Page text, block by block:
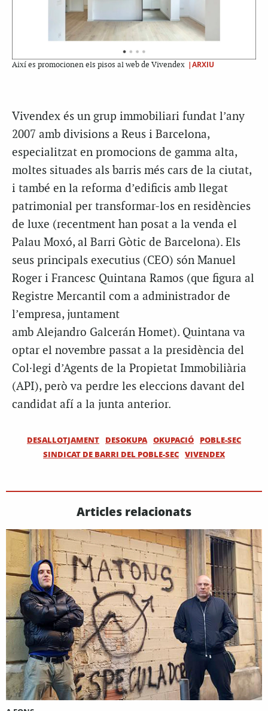
Així es promocionen els pisos al web de Vivendex |ARXIU
Vivendex és un grup immobiliari fundat l’any
2007 amb divisions a Reus i Barcelona,
especialitzat en promocions de gamma alta,
moltes situades als barris més cars de la ciutat,
i també en la reforma d’edificis amb llegat
patrimonial per transformar-los en residències
de luxe (recentment han posat a la venda el
Palau Moxó, al Barri Gòtic de Barcelona). Els
seus principals executius (CEO) són Manuel
Roger i Francesc Quintana Ramos (que figura al
Registre Mercantil com a administrador de
l’empresa, juntament
amb Alejandro Galcerán Homet). Quintana va
optar el novembre passat a la presidència del
Col·legi d’Agents de la Propietat Immobiliària
(API), però va perdre les eleccions davant del
candidat afí a la junta anterior.
DESALLOTJAMENT DESOKUPA OKUPACIÓ
POBLE-SEC
SINDICAT DE BARRI DEL POBLE-SEC VIVENDEX
Articles relacionats